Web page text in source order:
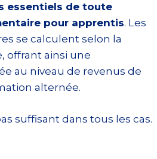
essentiels de toute
pour apprentis. Les
se calculent selon la
offrant ainsi une
au niveau de revenus de
alternée.
suffisant dans tous les cas.